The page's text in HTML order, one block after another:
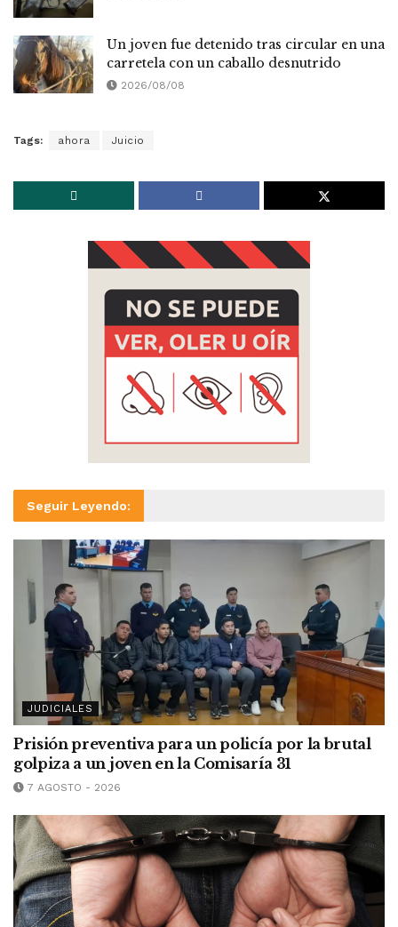
Un joven fue detenido tras circular en una
carretela con un caballo desnutrido
2026/08/08
Tags: ahora Juicio
Seguir Leyendo:
JUDICIALES
Prisión preventiva para un policía por la brutal
golpiza a un joven en la Comisaría 31
7 AGOSTO - 2026